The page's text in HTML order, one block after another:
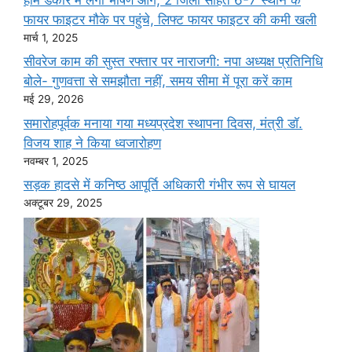
फायर फाइटर मौके पर पहुंचे, लिफ्ट फायर फाइटर की कमी खली
मार्च 1, 2025
सीवरेज काम की सुस्त रफ्तार पर नाराजगी: नपा अध्यक्ष प्रतिनिधि
बोले- गुणवत्ता से समझौता नहीं, समय सीमा में पूरा करें काम
मई 29, 2026
समारोहपूर्वक मनाया गया मध्यप्रदेश स्थापना दिवस, मंत्री डॉ.
विजय शाह ने किया ध्वजारोहण
नवम्बर 1, 2025
सड़क हादसे में कनिष्ठ आपूर्ति अधिकारी गंभीर रूप से घायल
अक्टूबर 29, 2025